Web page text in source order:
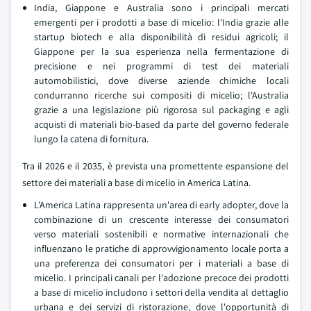
India, Giappone e Australia sono i principali mercati
emergenti per i prodotti a base di micelio: l'India grazie alle
startup biotech e alla disponibilità di residui agricoli; il
Giappone per la sua esperienza nella fermentazione di
precisione e nei programmi di test dei materiali
automobilistici, dove diverse aziende chimiche locali
condurranno ricerche sui compositi di micelio; l'Australia
grazie a una legislazione più rigorosa sul packaging e agli
acquisti di materiali bio-based da parte del governo federale
lungo la catena di fornitura.
Tra il 2026 e il 2035, è prevista una promettente espansione del
settore dei materiali a base di micelio in America Latina.
L'America Latina rappresenta un'area di early adopter, dove la
combinazione di un crescente interesse dei consumatori
verso materiali sostenibili e normative internazionali che
influenzano le pratiche di approvvigionamento locale porta a
una preferenza dei consumatori per i materiali a base di
micelio. I principali canali per l'adozione precoce dei prodotti
a base di micelio includono i settori della vendita al dettaglio
urbana e dei servizi di ristorazione, dove l'opportunità di